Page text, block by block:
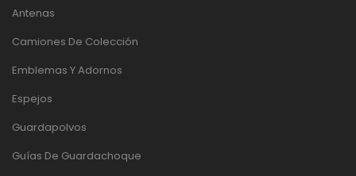
Antenas
Camiones De Colección
Emblemas Y Adornos
Espejos
Guardapolvos
Guías De Guardachoque